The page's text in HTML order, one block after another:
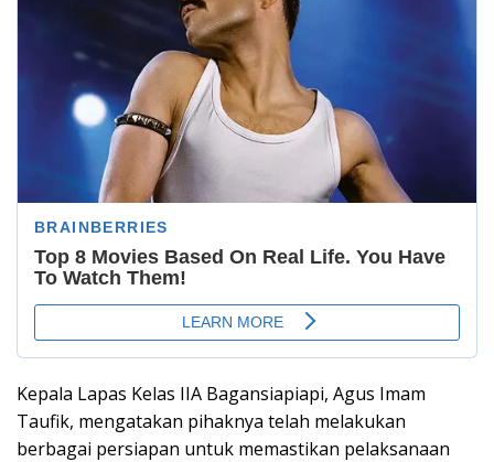
Kepala Lapas Kelas IIA Bagansiapiapi, Agus Imam
Taufik, mengatakan pihaknya telah melakukan
berbagai persiapan untuk memastikan pelaksanaan